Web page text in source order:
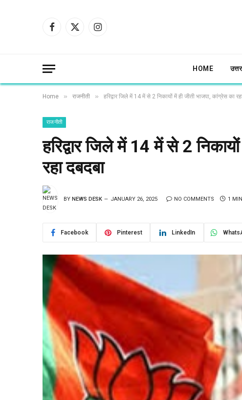
Facebook
X
Instagram
HOME
Home » राजनीती » हरिद्वार जिले में 14 में से 2 निकायों में ही जीती भाजपा, कांग्रेस का
राजनीती
हरिद्वार जिले में 14 में से 2
रहा दबदबा
BY NEWS DESK JANUARY 26, 2025 NO COMMENTS 1
Facebook Pinterest LinkedIn